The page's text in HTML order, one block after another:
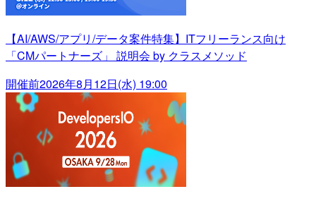
【AI/AWS/アプリ/データ案件特集】ITフリーランス向け
「CMパートナーズ」 説明会 by クラスメソッド
開催前2026年8月12日(水) 19:00